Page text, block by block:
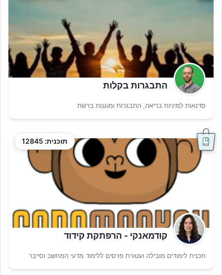
התבגרות בקלות
סדנאות למיניות בריאה, התבגרות ומוגנות ברשת
תוכנית: 12845
קודמאנקי - הרפתקת קידוד
תכנית לימודים מובילה ועטורת פרסים ללימוד מדעי המחשב וסייבר